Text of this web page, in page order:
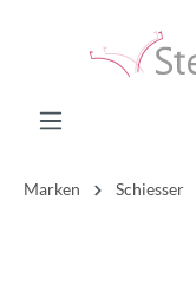
Marken Schiesser